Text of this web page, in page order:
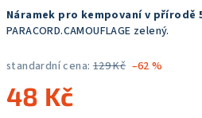
Náramek pro kempovaní v přírodě
PARACORD.CAMOUFLAGE zelený.
standardní cena: 129 Kč –62 %
48 Kč